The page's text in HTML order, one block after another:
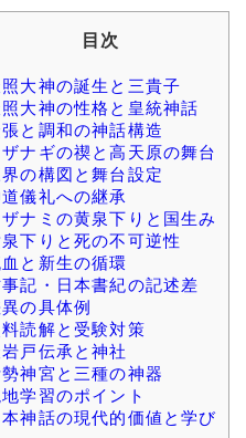
目次
照大神の誕生と三貴子
照大神の性格と皇統神話
張と調和の神話構造
ザナギの禊と高天原の舞台
界の構図と舞台設定
儀礼への継承
ザナミの黄泉下りと国生み
下りと死の不可逆性
と新生の循環
記・日本書紀の記述差
の具体例
料読解と受験対策
戸伝承と神社
神宮と三種の神器
学習のポイント
本神話の現代的価値と学び